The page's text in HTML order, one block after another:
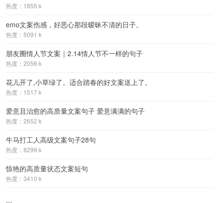
热度：1855 k
emo文案伤感，好恶心那段暧昧不清的日子。
热度：5091 k
朋友圈情人节文案｜2.14情人节不一样的句子
热度：2056 k
花儿开了,小草绿了。适合踏春的好文案送上了。
热度：1517 k
爱意且治愈的高质量文案句子 爱意满满的句子
热度：2652 k
牛马打工人高级文案句子28句
热度：8299 k
惊艳的高质量状态文案短句
热度：3410 k